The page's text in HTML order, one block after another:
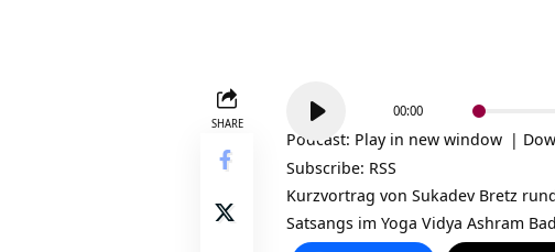
SHARE
Player
00:00
Podcast: Play in new window |
Subscribe: RSS
Kurzvortrag von Sukadev Bretz
Satsangs im Yoga Vidya Ashram